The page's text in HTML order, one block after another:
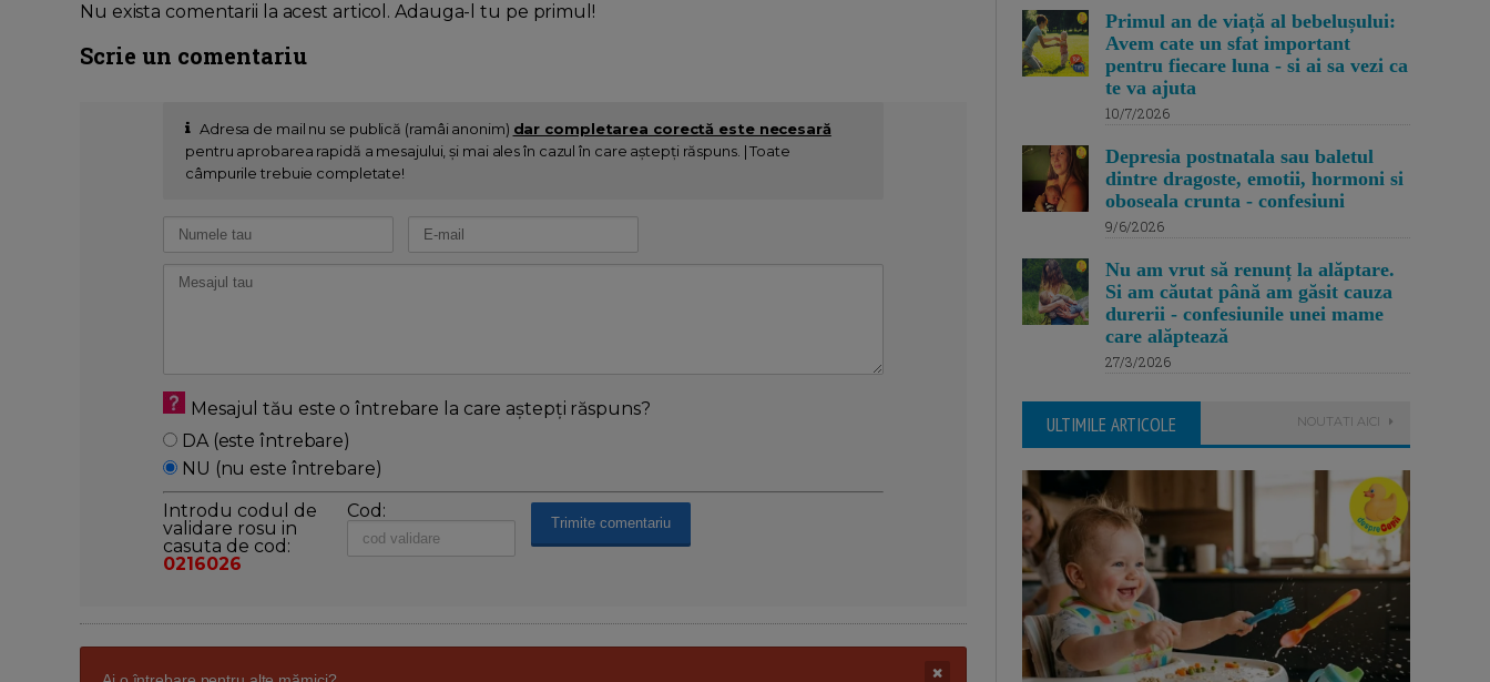
Nu exista comentarii la acest articol. Adauga-l tu pe primul!
Scrie un comentariu
Adresa de mail nu se publică (ramâi anonim) dar completarea corectă este necesară
pentru aprobarea rapidă a mesajului, și mai ales în cazul în care aștepți răspuns. | Toate
câmpurile trebuie completate!
Mesajul tău este o întrebare la care aștepți răspuns?
DA (este întrebare)
NU (nu este întrebare)
Introdu codul de
validare rosu in
casuta de cod:
0216026
Cod:
Primul an de viață al bebelușului:
Avem cate un sfat important
pentru fiecare luna - si ai sa vezi ca
te va ajuta
10/7/2026
Depresia postnatala sau baletul
dintre dragoste, emotii, hormoni si
oboseala crunta - confesiuni
9/6/2026
Nu am vrut să renunț la alăptare.
Si am căutat până am găsit cauza
durerii - confesiunile unei mame
care alăptează
27/3/2026
ULTIMILE ARTICOLE NOUTATI AICI